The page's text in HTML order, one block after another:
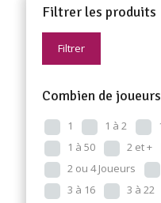
Filtrer les produits
Filtrer
Combien de joueurs
1 1 à 2
1 à 50
2 et +
2 ou 4 Joueurs
3 à 16
3 à 22